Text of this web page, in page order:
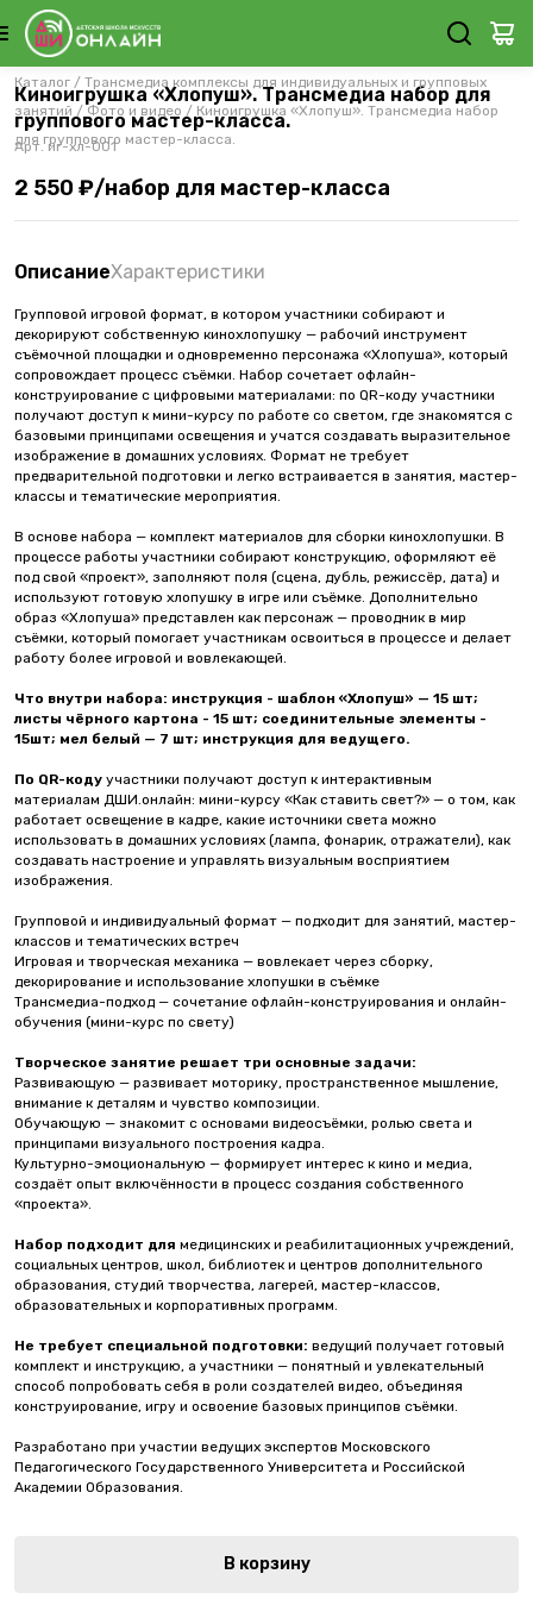
Каталог / Трансмедиа комплексы для индивидуальных и групповых
занятий / Фото и видео / Киноигрушка «Хлопуш». Трансмедиа набор
для группового мастер-класса.
Киноигрушка «Хлопуш». Трансмедиа набор для
группового мастер-класса.
Арт. иг-хл-001
2 550 ₽/набор для мастер-класса
ОписаниеХарактеристики
Групповой игровой формат, в котором участники собирают и
декорируют собственную кинохлопушку — рабочий инструмент
съёмочной площадки и одновременно персонажа «Хлопуша», который
сопровождает процесс съёмки. Набор сочетает офлайн-
конструирование с цифровыми материалами: по QR-коду участники
получают доступ к мини-курсу по работе со светом, где знакомятся с
базовыми принципами освещения и учатся создавать выразительное
изображение в домашних условиях. Формат не требует
предварительной подготовки и легко встраивается в занятия, мастер-
классы и тематические мероприятия.
В основе набора — комплект материалов для сборки кинохлопушки. В
процессе работы участники собирают конструкцию, оформляют её
под свой «проект», заполняют поля (сцена, дубль, режиссёр, дата) и
используют готовую хлопушку в игре или съёмке. Дополнительно
образ «Хлопуша» представлен как персонаж — проводник в мир
съёмки, который помогает участникам освоиться в процессе и делает
работу более игровой и вовлекающей.
Что внутри набора: инструкция - шаблон «Хлопуш» — 15 шт;
листы чёрного картона - 15 шт; соединительные элементы -
15шт; мел белый — 7 шт; инструкция для ведущего.
По QR-коду участники получают доступ к интерактивным
материалам ДШИ.онлайн: мини-курсу «Как ставить свет?» — о том, как
работает освещение в кадре, какие источники света можно
использовать в домашних условиях (лампа, фонарик, отражатели), как
создавать настроение и управлять визуальным восприятием
изображения.
Групповой и индивидуальный формат — подходит для занятий, мастер-
классов и тематических встреч
Игровая и творческая механика — вовлекает через сборку,
декорирование и использование хлопушки в съёмке
Трансмедиа-подход — сочетание офлайн-конструирования и онлайн-
обучения (мини-курс по свету)
Творческое занятие решает три основные задачи:
Развивающую — развивает моторику, пространственное мышление,
внимание к деталям и чувство композиции.
Обучающую — знакомит с основами видеосъёмки, ролью света и
принципами визуального построения кадра.
Культурно-эмоциональную — формирует интерес к кино и медиа,
создаёт опыт включённости в процесс создания собственного
«проекта».
Набор подходит для медицинских и реабилитационных учреждений,
социальных центров, школ, библиотек и центров дополнительного
образования, студий творчества, лагерей, мастер-классов,
образовательных и корпоративных программ.
Не требует специальной подготовки: ведущий получает готовый
комплект и инструкцию, а участники — понятный и увлекательный
способ попробовать себя в роли создателей видео, объединяя
конструирование, игру и освоение базовых принципов съёмки.
Разработано при участии ведущих экспертов Московского
Педагогического Государственного Университета и Российской
Академии Образования.
В корзину